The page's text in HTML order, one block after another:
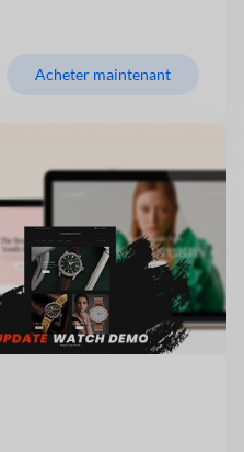
Acheter maintenant